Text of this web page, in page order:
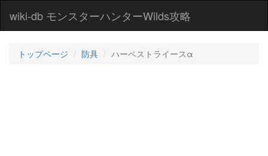
wiki-db モンスターハンターWilds攻略
トップページ 防具 ハーベストライースα